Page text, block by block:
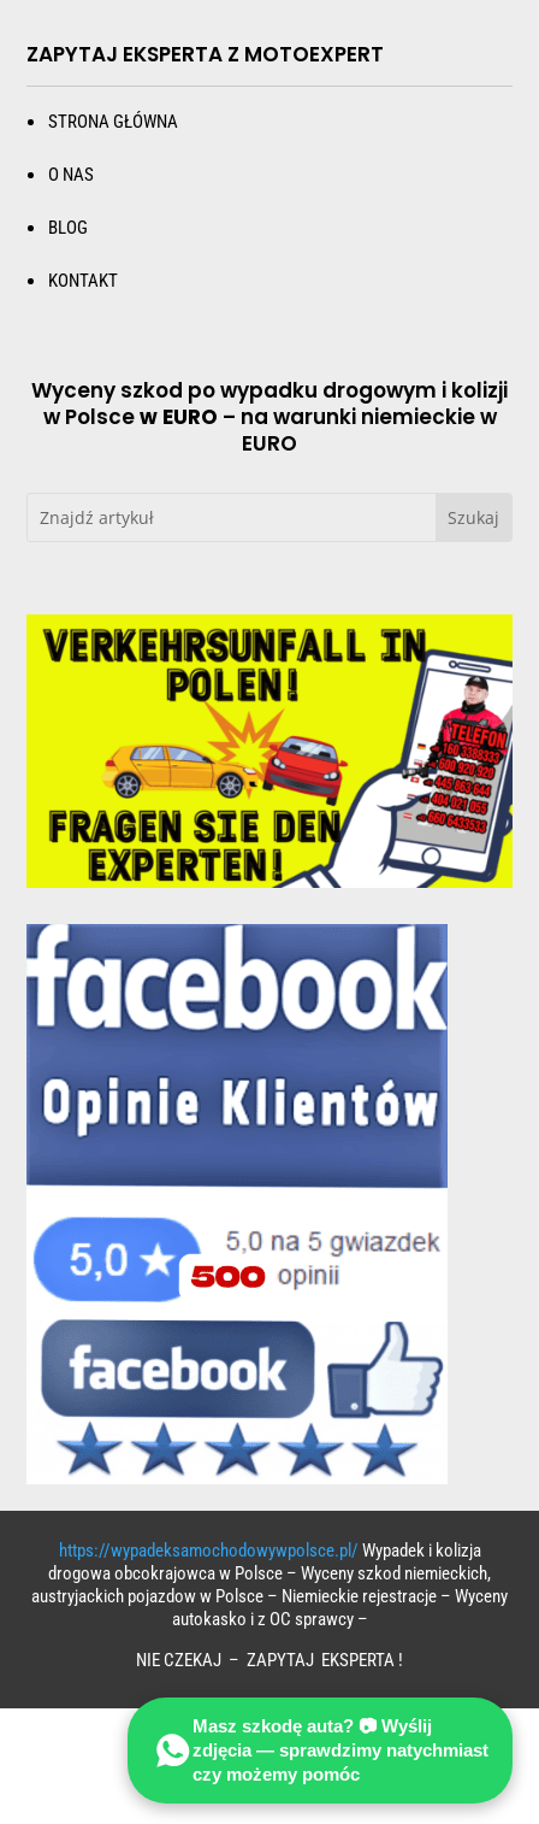
ZAPYTAJ EKSPERTA Z MOTOEXPERT
STRONA GŁÓWNA
O NAS
BLOG
KONTAKT
Wyceny szkod po wypadku drogowym i kolizji
w Polscew EURO – na warunki niemieckie w
EURO
https://wypadeksamochodowywpolsce.pl/ Wypadek i kolizja
drogowa obcokrajowca w Polsce – Wyceny szkod niemieckich,
austryjackich pojazdow w Polsce – Niemieckie rejestracje – Wyceny
autokasko i z OC sprawcy –
NIE CZEKAJ – ZAPYTAJ EKSPERTA !
Masz szkodę auta? 📷 Wyślij
zdjęcia — sprawdzimy natychmiast
czy możemy pomóc